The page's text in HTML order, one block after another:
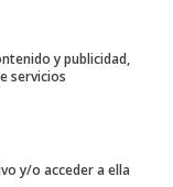
en cines:
y publicidad,
servicios
y/o acceder a ella